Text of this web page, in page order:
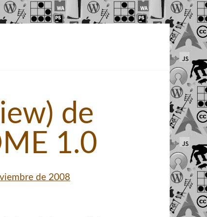
de
1.0
de 2008